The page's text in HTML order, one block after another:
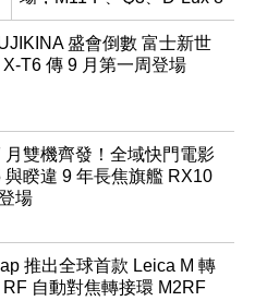
領銜換裝
盛會倒數 富士新世
T6 傳 9 月第一周登場
月雙機齊發！全域快門電影
與睽違 9 年長焦旗艦 RX10
場
推出全球首款 Leica M 轉
自動對焦轉接環 M2RF